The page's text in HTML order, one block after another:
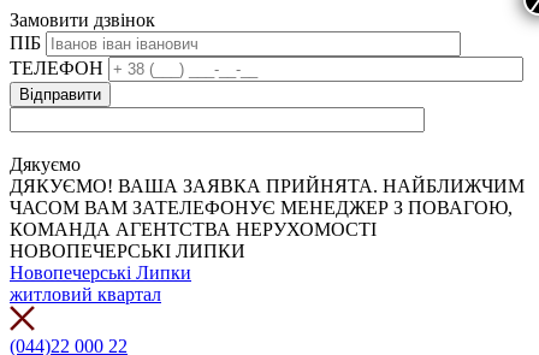
Замовити дзвінок
ПІБ
ТЕЛЕФОН
Дякуємо
ДЯКУЄМО! ВАША ЗАЯВКА ПРИЙНЯТА. НАЙБЛИЖЧИМ
ЧАСОМ ВАМ ЗАТЕЛЕФОНУЄ МЕНЕДЖЕР З ПОВАГОЮ,
КОМАНДА АГЕНТСТВА НЕРУХОМОСТІ
НОВОПЕЧЕРСЬКІ ЛИПКИ
Новопечерські Липки
житловий квартал
(044)22 000 22